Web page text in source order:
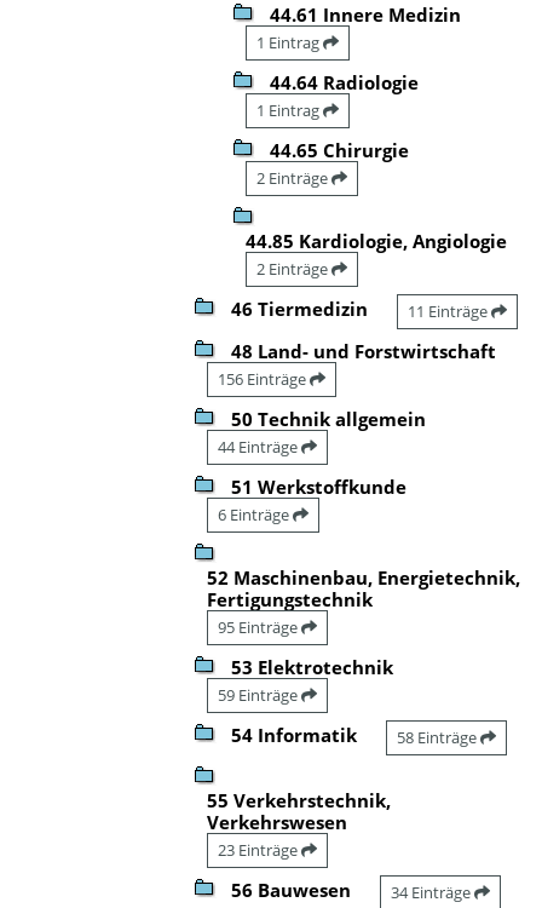
44.61 Innere Medizin
1 Eintrag
44.64 Radiologie
1 Eintrag
44.65 Chirurgie
2 Einträge
44.85 Kardiologie, Angiologie
2 Einträge
46 Tiermedizin 11 Einträge
48 Land- und Forstwirtschaft
156 Einträge
50 Technik allgemein
44 Einträge
51 Werkstoffkunde
6 Einträge
52 Maschinenbau, Energietechnik,
Fertigungstechnik
95 Einträge
53 Elektrotechnik
59 Einträge
54 Informatik 58 Einträge
55 Verkehrstechnik,
Verkehrswesen
23 Einträge
56 Bauwesen 34 Einträge